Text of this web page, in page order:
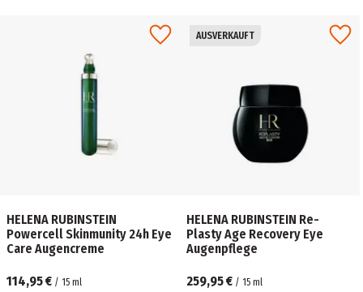
HELENA RUBINSTEIN
Powercell Skinmunity 24h Eye
Care Augencreme
114,95 € / 15 ml
AUSVERKAUFT
HELENA RUBINSTEIN Re-
Plasty Age Recovery Eye
Augenpflege
259,95 € / 15 ml